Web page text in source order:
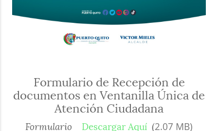
Formulario de Recepción de
documentos en Ventanilla Única de
Atención Ciudadana
Formulario Descargar Aquí (2.07 MB)